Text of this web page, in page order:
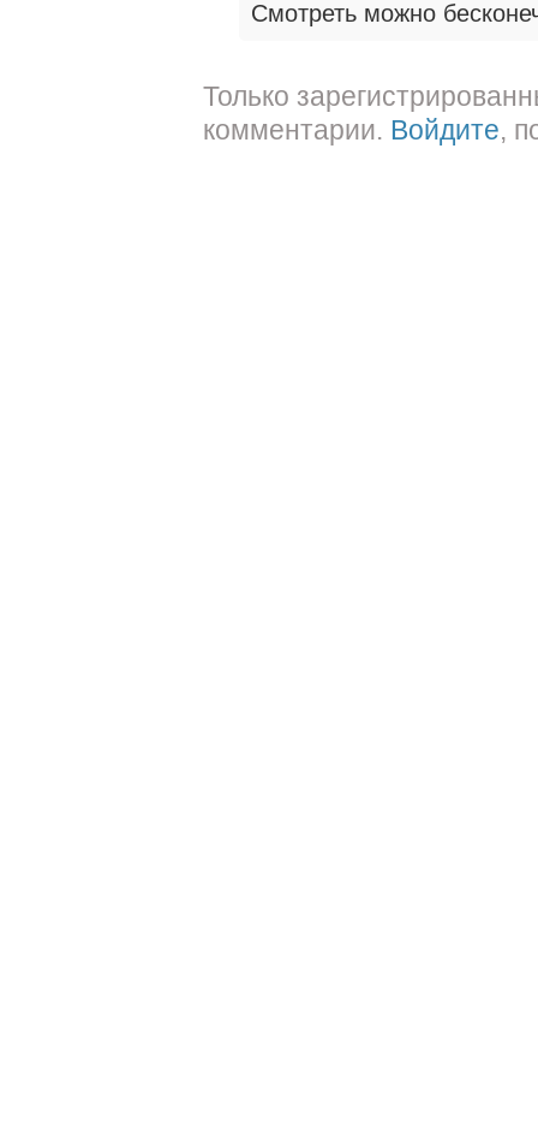
Смотреть можно
Только
комментарии. Войдите,